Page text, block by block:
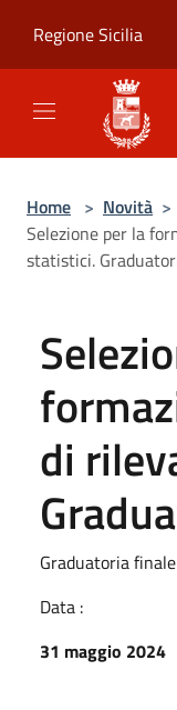
Regione Sicilia
Home > Novità >
Selezione per la
statistici.
di
Graduatoria
Data :
31 maggio 2024